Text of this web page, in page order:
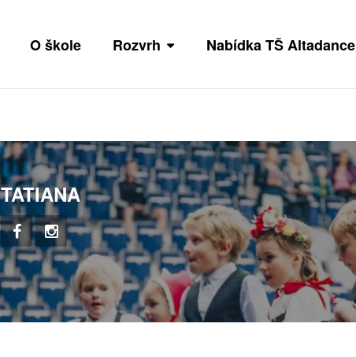
O škole Rozvrh Nabídka TŠ Altadance
TATIANA